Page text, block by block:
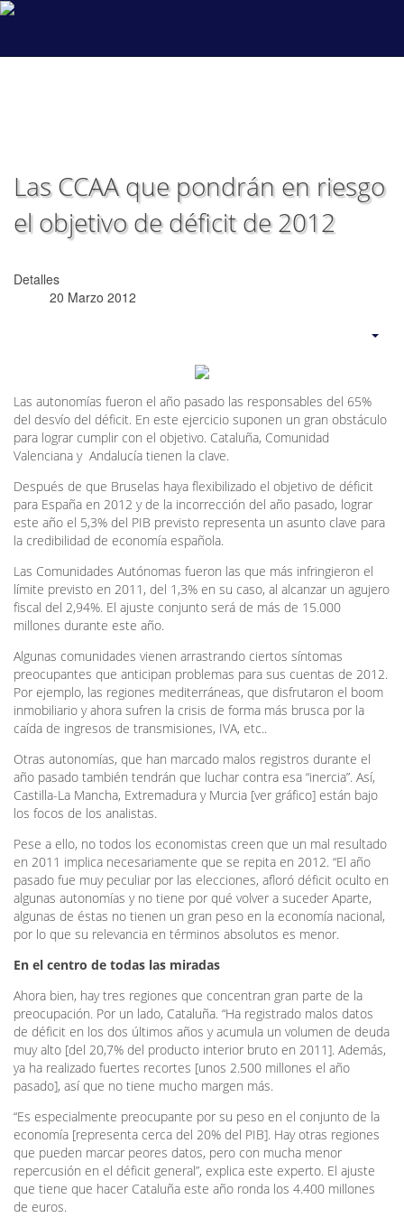
Las CCAA que pondrán en riesgo
el objetivo de déficit de 2012
Detalles
20 Marzo 2012
Las autonomías fueron el año pasado las responsables del 65%
del desvío del déficit. En este ejercicio suponen un gran obstáculo
para lograr cumplir con el objetivo. Cataluña, Comunidad
Valenciana y Andalucía tienen la clave.
Después de que Bruselas haya flexibilizado el objetivo de déficit
para España en 2012 y de la incorrección del año pasado, lograr
este año el 5,3% del PIB previsto representa un asunto clave para
la credibilidad de economía española.
Las Comunidades Autónomas fueron las que más infringieron el
límite previsto en 2011, del 1,3% en su caso, al alcanzar un agujero
fiscal del 2,94%. El ajuste conjunto será de más de 15.000
millones durante este año.
Algunas comunidades vienen arrastrando ciertos síntomas
preocupantes que anticipan problemas para sus cuentas de 2012.
Por ejemplo, las regiones mediterráneas, que disfrutaron el boom
inmobiliario y ahora sufren la crisis de forma más brusca por la
caída de ingresos de transmisiones, IVA, etc..
Otras autonomías, que han marcado malos registros durante el
año pasado también tendrán que luchar contra esa “inercia”. Así,
Castilla-La Mancha, Extremadura y Murcia [ver gráfico] están bajo
los focos de los analistas.
Pese a ello, no todos los economistas creen que un mal resultado
en 2011 implica necesariamente que se repita en 2012. “El año
pasado fue muy peculiar por las elecciones, afloró déficit oculto en
algunas autonomías y no tiene por qué volver a suceder Aparte,
algunas de éstas no tienen un gran peso en la economía nacional,
por lo que su relevancia en términos absolutos es menor.
En el centro de todas las miradas
Ahora bien, hay tres regiones que concentran gran parte de la
preocupación. Por un lado, Cataluña. “Ha registrado malos datos
de déficit en los dos últimos años y acumula un volumen de deuda
muy alto [del 20,7% del producto interior bruto en 2011]. Además,
ya ha realizado fuertes recortes [unos 2.500 millones el año
pasado], así que no tiene mucho margen más.
“Es especialmente preocupante por su peso en el conjunto de la
economía [representa cerca del 20% del PIB]. Hay otras regiones
que pueden marcar peores datos, pero con mucha menor
repercusión en el déficit general”, explica este experto. El ajuste
que tiene que hacer Cataluña este año ronda los 4.400 millones
de euros.